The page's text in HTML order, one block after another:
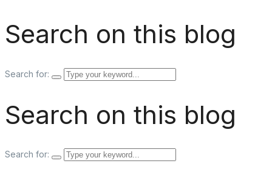
Search on this blog
Search for:
Search on this blog
Search for: